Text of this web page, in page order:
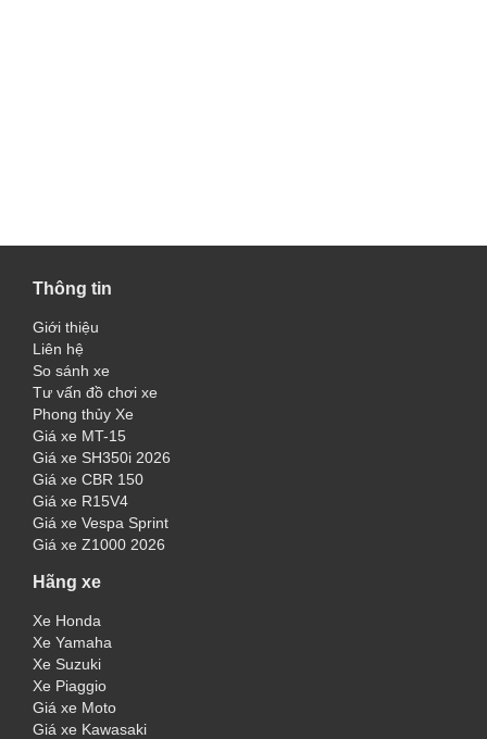
Thông tin
Giới thiệu
Liên hệ
So sánh xe
Tư vấn đồ chơi xe
Phong thủy Xe
Giá xe MT-15
Giá xe SH350i 2026
Giá xe CBR 150
Giá xe R15V4
Giá xe Vespa Sprint
Giá xe Z1000 2026
Hãng xe
Xe Honda
Xe Yamaha
Xe Suzuki
Xe Piaggio
Giá xe Moto
Giá xe Kawasaki